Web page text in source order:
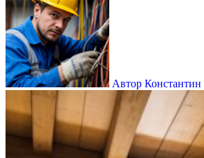
Автор Константин